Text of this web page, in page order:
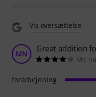
Vis oversættelse
MN Great addition
My
forarbejdning